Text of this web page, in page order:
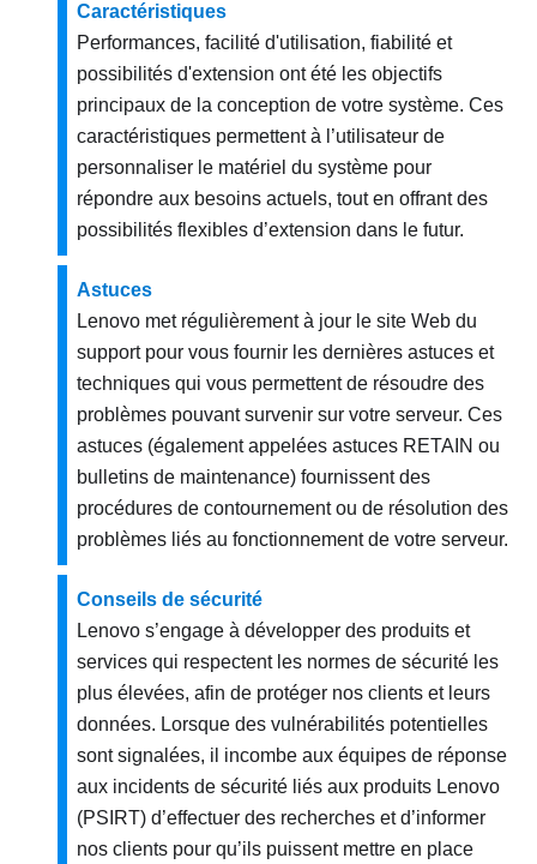
Caractéristiques
Performances, facilité d'utilisation, fiabilité et
possibilités d'extension ont été les objectifs
principaux de la conception de votre système. Ces
caractéristiques permettent à l’utilisateur de
personnaliser le matériel du système pour
répondre aux besoins actuels, tout en offrant des
possibilités flexibles d’extension dans le futur.
Astuces
Lenovo met régulièrement à jour le site Web du
support pour vous fournir les dernières astuces et
techniques qui vous permettent de résoudre des
problèmes pouvant survenir sur votre serveur. Ces
astuces (également appelées astuces RETAIN ou
bulletins de maintenance) fournissent des
procédures de contournement ou de résolution des
problèmes liés au fonctionnement de votre serveur.
Conseils de sécurité
Lenovo s’engage à développer des produits et
services qui respectent les normes de sécurité les
plus élevées, afin de protéger nos clients et leurs
données. Lorsque des vulnérabilités potentielles
sont signalées, il incombe aux équipes de réponse
aux incidents de sécurité liés aux produits Lenovo
(PSIRT) d’effectuer des recherches et d’informer
nos clients pour qu’ils puissent mettre en place